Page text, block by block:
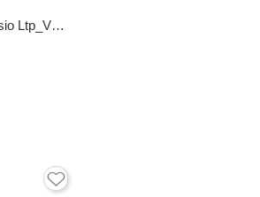
Reloj Para Mujer Casio Ltp_V001G_9B Dorado